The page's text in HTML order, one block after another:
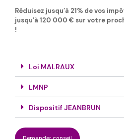
Réduisez jusqu’à 21% de vos
jusqu’à 120 000 € sur votre
!
Loi MALRAUX
LMNP
Dispositif JEANBRUN